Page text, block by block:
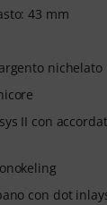
43 mm
nichelato
II con
con dot